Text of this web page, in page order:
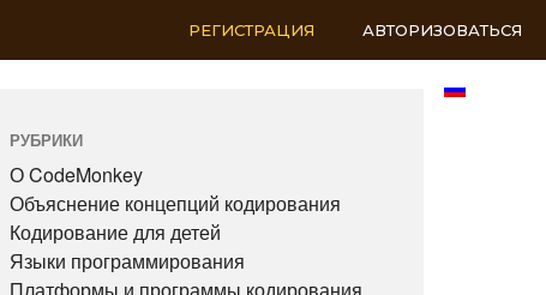
РЕГИСТРАЦИЯ АВТОРИЗОВАТЬСЯ
РУБРИКИ
О CodeMonkey
Объяснение концепций кодирования
Кодирование для детей
Языки программирования
Платформы и программы кодирования